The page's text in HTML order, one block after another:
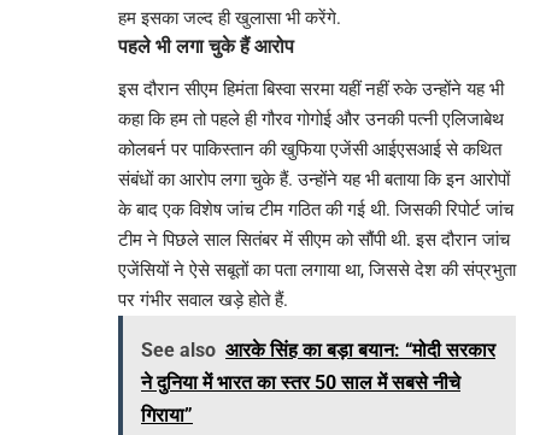
हम इसका जल्द ही खुलासा भी करेंगे.
पहले भी लगा चुके हैं आरोप
इस दौरान सीएम हिमंता बिस्वा सरमा यहीं नहीं रुके उन्होंने यह भी
कहा कि हम तो पहले ही गौरव गोगोई और उनकी पत्नी एलिजाबेथ
कोलबर्न पर पाकिस्तान की खुफिया एजेंसी आईएसआई से कथित
संबंधों का आरोप लगा चुके हैं. उन्होंने यह भी बताया कि इन आरोपों
के बाद एक विशेष जांच टीम गठित की गई थी. जिसकी रिपोर्ट जांच
टीम ने पिछले साल सितंबर में सीएम को सौंपी थी. इस दौरान जांच
एजेंसियों ने ऐसे सबूतों का पता लगाया था, जिससे देश की संप्रभुता
पर गंभीर सवाल खड़े होते हैं.
See also आरके सिंह का बड़ा बयान: “मोदी सरकार
ने दुनिया में भारत का स्तर 50 साल में सबसे नीचे
गिराया”